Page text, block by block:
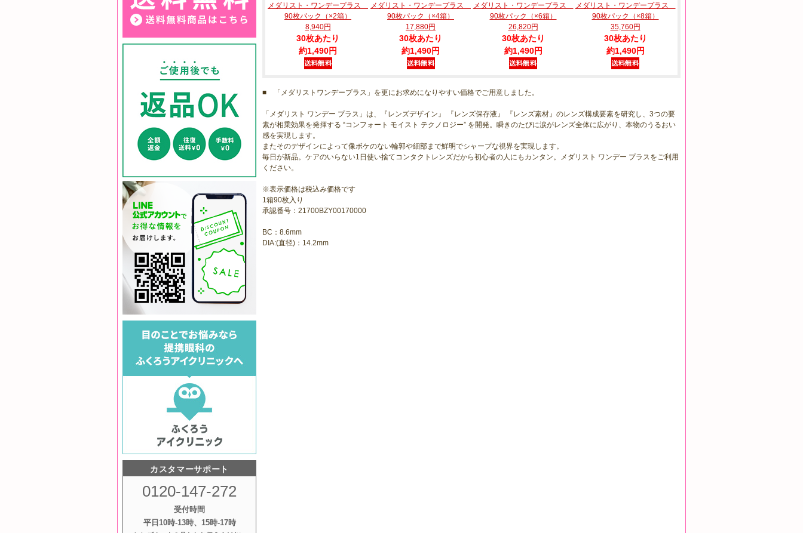
カスタマーサポート
0120-147-272
受付時間
平日10時‐13時、15時‐17時
メダリスト・ワンデープラス
90枚パック（×2箱）
8,940円
30枚あたり
約1,490円
メダリスト・ワンデープラス
90枚パック（×4箱）
17,880円
30枚あたり
約1,490円
メダリスト・ワンデープラス
90枚パック（×6箱）
26,820円
30枚あたり
約1,490円
メダリスト・ワンデープラス
90枚パック（×8箱）
35,760円
30枚あたり
約1,490円
■ 「メダリストワンデープラス」を更にお求めになりやすい価格でご用意しました。
「メダリスト ワンデー プラス」は、『レンズデザイン』 『レンズ保存液』 『レンズ素材』のレンズ構成要素を研究し、3つの要
素が相乗効果を発揮する “コンフォート モイスト テクノロジー” を開発。瞬きのたびに涙がレンズ全体に広がり、本物のうるおい
感を実現します。
またそのデザインによって像ボケのない輪郭や細部まで鮮明でシャープな視界を実現します。
毎日が新品。ケアのいらない1日使い捨てコンタクトレンズだから初心者の人にもカンタン。メダリスト ワンデー プラスをご利用
ください。
※表示価格は税込み価格です
1箱90枚入り
承認番号：21700BZY00170000
BC：8.6mm
DIA:(直径)：14.2mm